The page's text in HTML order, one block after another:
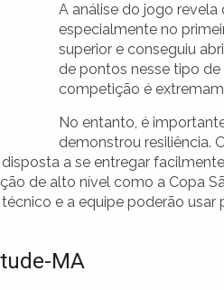
A análise do jogo revela
especialmente no
superior e conseguiu
de pontos nesse tipo
competição é
No entanto, é
demonstrou resiliência.
a se entregar
de alto nível como a Copa
e a equipe poderão usar
MA